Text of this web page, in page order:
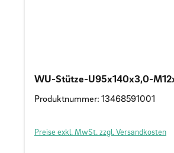
WU-Stütze-U95x140x3,0-
Produktnummer: 13468591001
Preise exkl. MwSt. zzgl. Versandkosten